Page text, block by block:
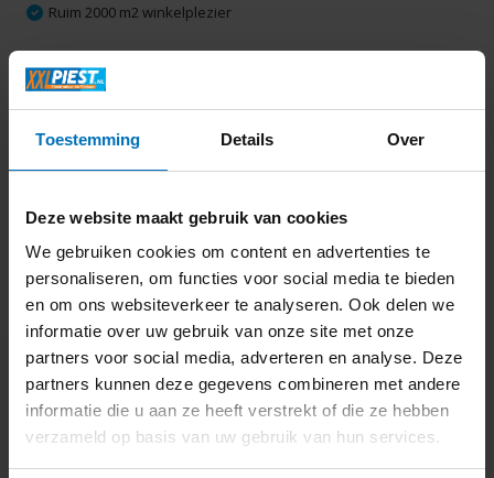
Toestemming Details Over
Deze website maakt gebruik van cookies
We gebruiken cookies om content en advertenties te
personaliseren, om functies voor social media te bieden
en om ons websiteverkeer te analyseren. Ook delen we
informatie over uw gebruik van onze site met onze
partners voor social media, adverteren en analyse. Deze
partners kunnen deze gegevens combineren met andere
informatie die u aan ze heeft verstrekt of die ze hebben
verzameld op basis van uw gebruik van hun services.
Ruim 2000 m2 winkelplezier
Delen
Laatst bekeken
Hot en Cold (EA).